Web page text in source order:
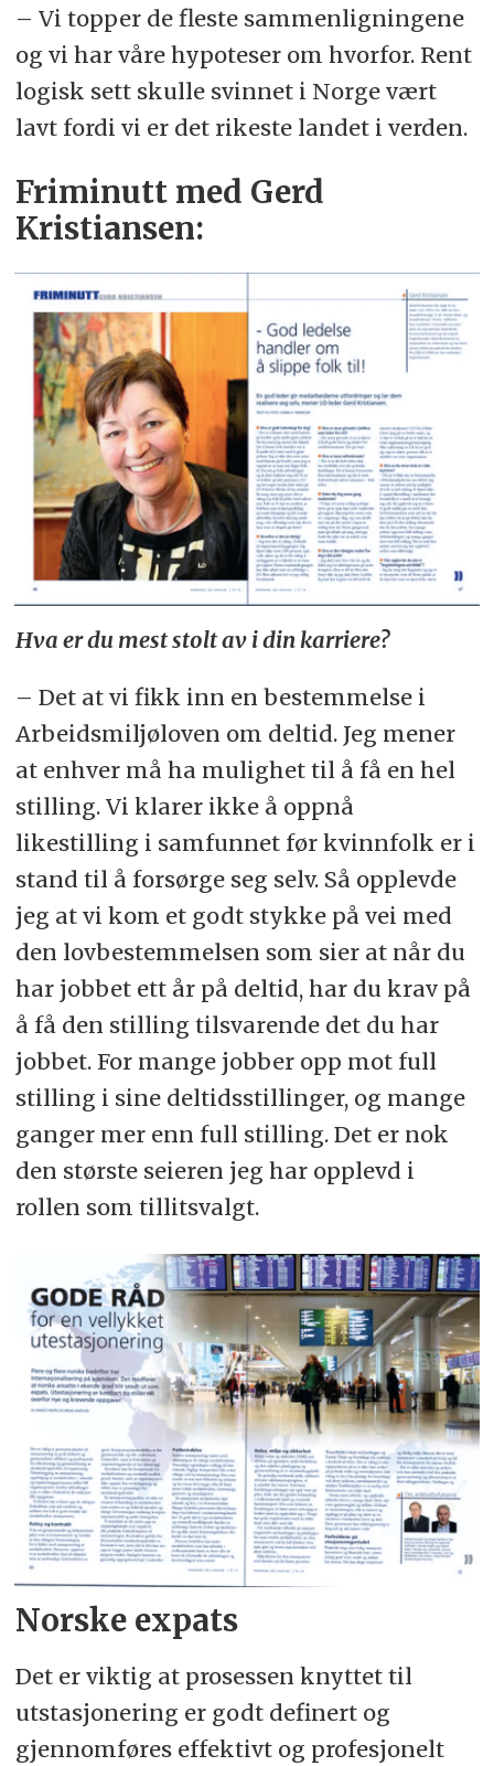
– Vi topper de fleste sammenligningene
og vi har våre hypoteser om hvorfor. Rent
logisk sett skulle svinnet i Norge vært
lavt fordi vi er det rikeste landet i verden.
Friminutt med Gerd
Kristiansen:
Hva er du mest stolt av i din karriere?
– Det at vi fikk inn en bestemmelse i
Arbeidsmiljøloven om deltid. Jeg mener
at enhver må ha mulighet til å få en hel
stilling. Vi klarer ikke å oppnå
likestilling i samfunnet før kvinnfolk er i
stand til å forsørge seg selv. Så opplevde
jeg at vi kom et godt stykke på vei med
den lovbestemmelsen som sier at når du
har jobbet ett år på deltid, har du krav på
å få den stilling tilsvarende det du har
jobbet. For mange jobber opp mot full
stilling i sine deltidsstillinger, og mange
ganger mer enn full stilling. Det er nok
den største seieren jeg har opplevd i
rollen som tillitsvalgt.
Norske expats
Det er viktig at prosessen knyttet til
utstasjonering er godt definert og
gjennomføres effektivt og profesjonelt